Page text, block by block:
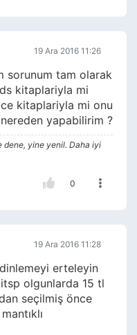
19 Ara 2016 11:26
sorunum tam olarak
kitaplariyla mi
kitaplariyla mi onu
yapabilirim ?
dene, yine yenil. Daha iyi
0
19 Ara 2016 11:28
erteleyin
olgunlarda 15 tl
seçilmiş önce